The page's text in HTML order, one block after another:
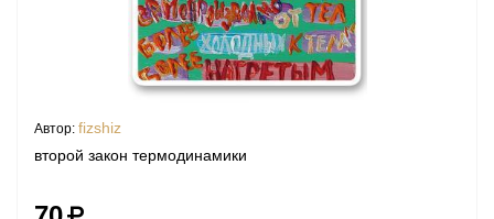
Автор: fizshiz
второй закон термодинамики